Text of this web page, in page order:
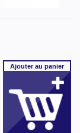
Ajouterau panier